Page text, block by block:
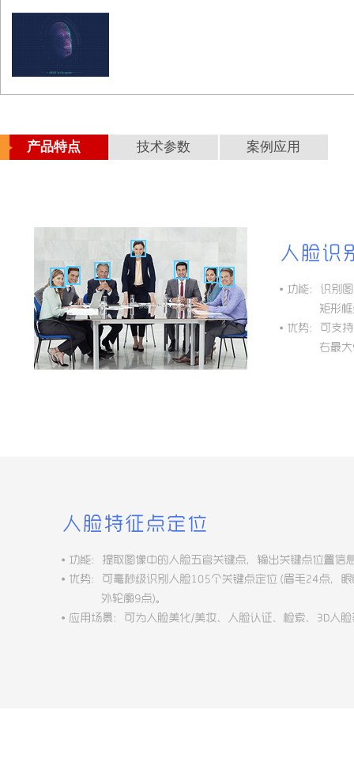
产品特点 技术参数 案例应用